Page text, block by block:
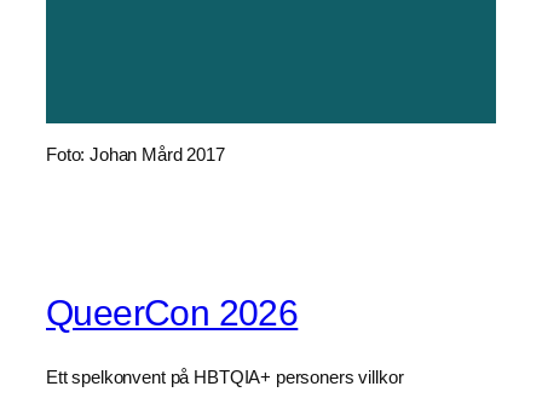
Foto: Johan Mård 2017
QueerCon 2026
Ett spelkonvent på HBTQIA+ personers villkor